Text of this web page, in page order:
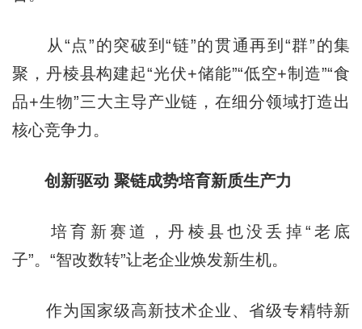
从“点”的突破到“链”的贯通再到“群”的集
聚，丹棱县构建起“光伏+储能”“低空+制造”“食
品+生物”三大主导产业链，在细分领域打造出
核心竞争力。
创新驱动 聚链成势培育新质生产力
培育新赛道，丹棱县也没丢掉“老底
子”。“智改数转”让老企业焕发新生机。
作为国家级高新技术企业、省级专精特新